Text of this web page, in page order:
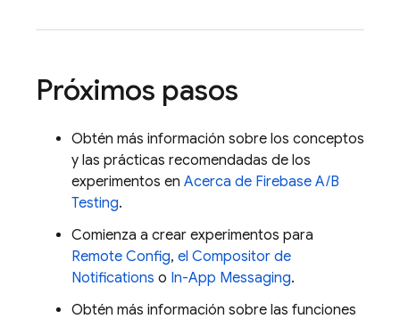
Próximos pasos
Obtén más información sobre los conceptos
y las prácticas recomendadas de los
experimentos en Acerca de Firebase A/B
Testing.
Comienza a crear experimentos para
Remote Config, el Compositor de
Notifications o In-App Messaging.
Obtén más información sobre las funciones